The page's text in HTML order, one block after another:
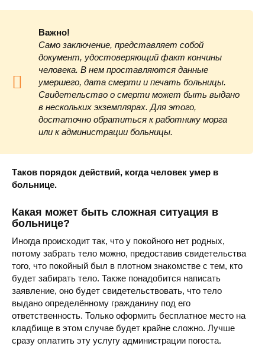
Городская
Поликлиника
Детская областная
Шахтерская
Важно!
Само заключение, представляет собой
документ, удостоверяющий факт кончины
человека. В нем проставляются данные
умершего, дата смерти и печать больницы.
Свидетельство о смерти может быть выдано
в нескольких экземплярах. Для этого,
достаточно обратиться к работнику морга
или к администрации больницы.
Таков порядок действий, когда человек умер в
больнице.
Какая может быть сложная ситуация в
больнице?
Иногда происходит так, что у покойного нет родных,
потому забрать тело можно, предоставив свидетельства
того, что покойный был в плотном знакомстве с тем, кто
будет забирать тело. Также понадобится написать
заявление, оно будет свидетельствовать, что тело
выдано определённому гражданину под его
ответственность. Только оформить бесплатное место на
кладбище в этом случае будет крайне сложно. Лучше
сразу оплатить эту услугу администрации погоста.